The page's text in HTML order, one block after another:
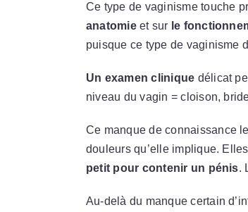
Ce type de vaginisme touche
anatomieet sur le
puisque ce type de vaginisme
Un examen clinique délicat
niveau du vagin = cloison,
Ce manque de connaissance
douleurs qu’elle implique.
petit pour contenir un pénis.
Au-delà du manque certain